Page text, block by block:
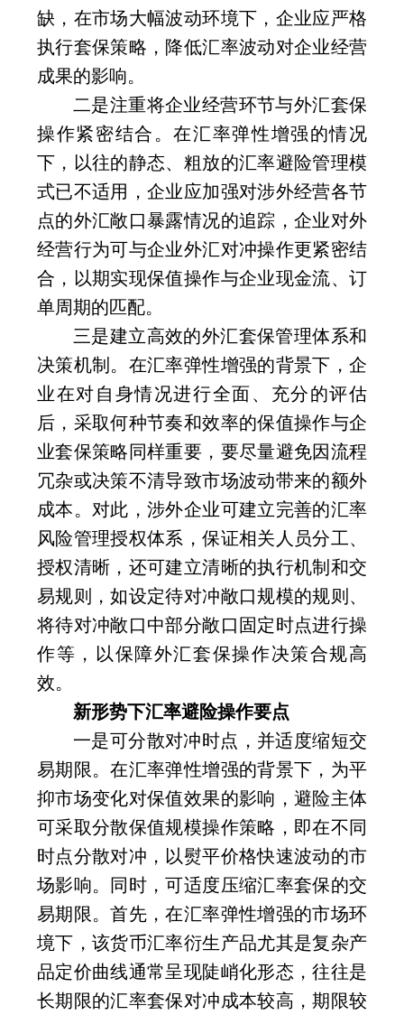
缺，在市场大幅波动环境下，企业应严格
执行套保策略，降低汇率波动对企业经营
成果的影响。
二是注重将企业经营环节与外汇套保
操作紧密结合。在汇率弹性增强的情况
下，以往的静态、粗放的汇率避险管理模
式已不适用，企业应加强对涉外经营各节
点的外汇敞口暴露情况的追踪，企业对外
经营行为可与企业外汇对冲操作更紧密结
合，以期实现保值操作与企业现金流、订
单周期的匹配。
三是建立高效的外汇套保管理体系和
决策机制。在汇率弹性增强的背景下，企
业在对自身情况进行全面、充分的评估
后，采取何种节奏和效率的保值操作与企
业套保策略同样重要，要尽量避免因流程
冗杂或决策不清导致市场波动带来的额外
成本。对此，涉外企业可建立完善的汇率
风险管理授权体系，保证相关人员分工、
授权清晰，还可建立清晰的执行机制和交
易规则，如设定待对冲敞口规模的规则、
将待对冲敞口中部分敞口固定时点进行操
作等，以保障外汇套保操作决策合规高
效。
新形势下汇率避险操作要点
一是可分散对冲时点，并适度缩短交
易期限。在汇率弹性增强的背景下，为平
抑市场变化对保值效果的影响，避险主体
可采取分散保值规模操作策略，即在不同
时点分散对冲，以熨平价格快速波动的市
场影响。同时，可适度压缩汇率套保的交
易期限。首先，在汇率弹性增强的市场环
境下，该货币汇率衍生产品尤其是复杂产
品定价曲线通常呈现陡峭化形态，往往是
长期限的汇率套保对冲成本较高，期限较